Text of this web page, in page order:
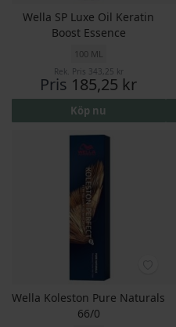
Wella SP Luxe Oil Keratin
Boost Essence
100 ML
Rek. Pris 343,25 kr
Pris 185,25 kr
Köp nu
Wella Koleston Pure Naturals
66/0